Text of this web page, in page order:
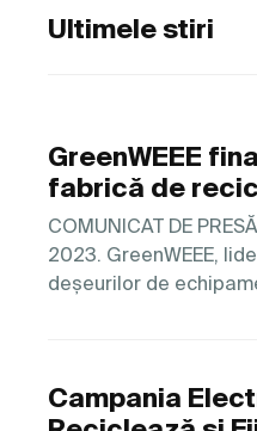
Ultimele stiri
GreenWEEE
fabrică de
COMUNICAT DE
2023. GreenWEEE,
deșeurilor de
Campania